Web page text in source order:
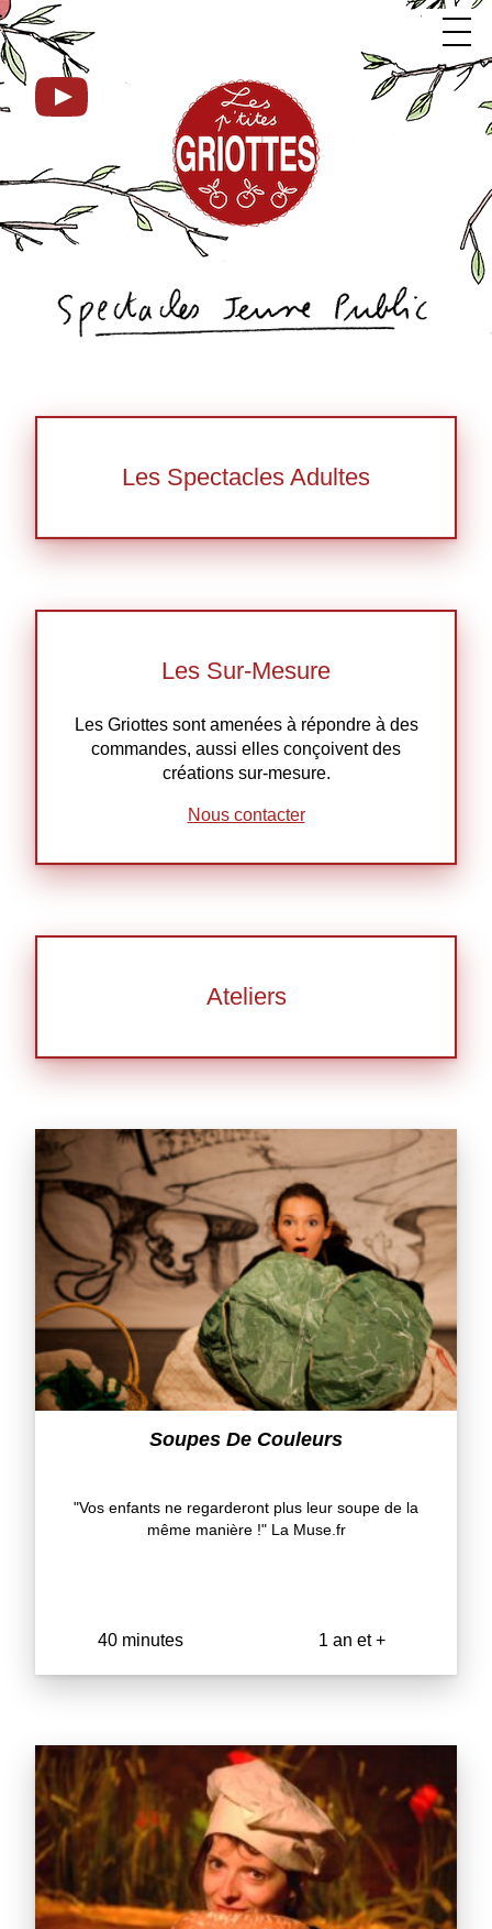
Les Spectacles Adultes
Les Sur-Mesure
Les Griottes sont amenées à répondre à des
commandes, aussi elles conçoivent des
créations sur-mesure.
Nous contacter
Ateliers
Soupes De Couleurs
"Vos enfants ne regarderont plus leur soupe de la
même manière !" La Muse.fr
40 minutes 1 an et +